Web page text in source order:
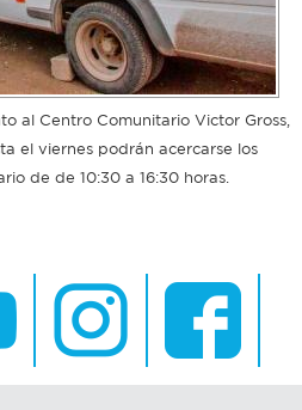
al Centro Comunitario Victor Gross,
el viernes podrán acercarse los
de de 10:30 a 16:30 horas.